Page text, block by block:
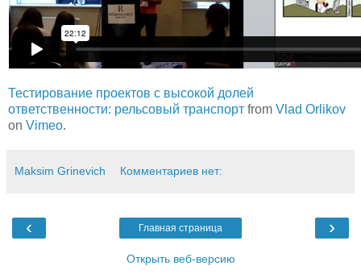
Тестирование проектов с высокой долей
ответственности: рельсовый транспорт from Vlad Orlikov
on Vimeo.
Maksim Grinevich Комментариев нет:
‹ ›
Главная страница
Открыть веб-версию